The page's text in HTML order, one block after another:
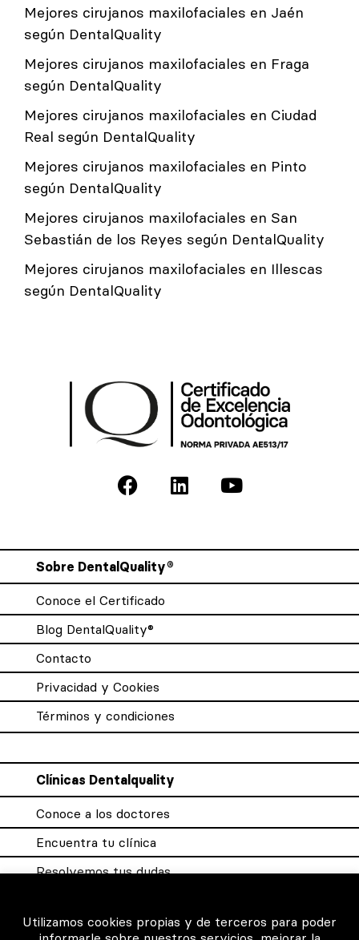
Mejores cirujanos maxilofaciales en Jaén
según DentalQuality
Mejores cirujanos maxilofaciales en Fraga
según DentalQuality
Mejores cirujanos maxilofaciales en Ciudad
Real según DentalQuality
Mejores cirujanos maxilofaciales en Pinto
según DentalQuality
Mejores cirujanos maxilofaciales en San
Sebastián de los Reyes según DentalQuality
Mejores cirujanos maxilofaciales en Illescas
según DentalQuality
Sobre DentalQuality®
Conoce el Certificado
Blog DentalQuality®
Contacto
Privacidad y Cookies
Términos y condiciones
Clínicas Dentalquality
Conoce a los doctores
Encuentra tu clínica
Resolvemos tus dudas
Utilizamos cookies propias y de terceros para poder